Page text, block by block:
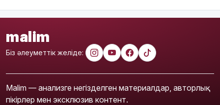
malim
Біз әлеуметтік желіде:
Malim — анализге негізделген материалдар, авторлық
пікірлер мен эксклюзив контент.